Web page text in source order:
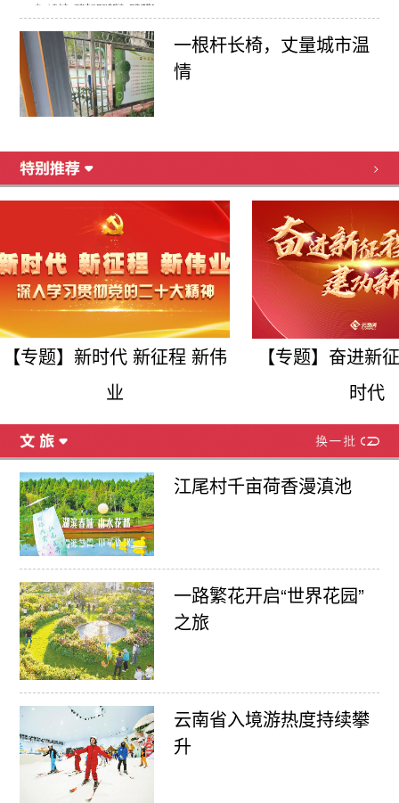
一根杆长椅，丈量城市温
情
>
【专题】新时代 新征程 新伟
业
【专题】奋进新
时代
江尾村千亩荷香漫滇池
一路繁花开启“世界花园”
之旅
云南省入境游热度持续攀
升